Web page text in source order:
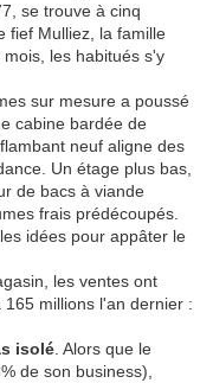
se trouve à cinq
fief Mulliez, la famille
les habitués s'y
sur mesure a poussé
cabine bardée de
neuf aligne des
Un étage plus bas,
de bacs à viande
frais prédécoupés.
idées pour appâter le
les ventes ont
millions l'an dernier :
isolé . Alors que le
de son business),